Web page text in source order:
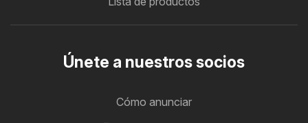
Únete a nuestros socios
Cómo anunciar